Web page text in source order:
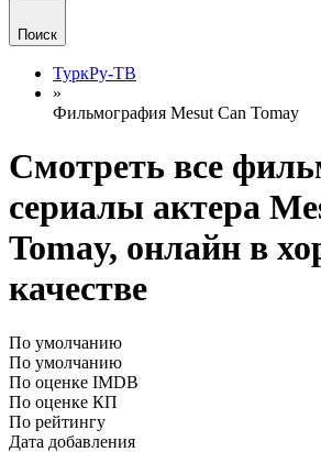
Поиск
ТуркРу-ТВ
»
Фильмография Mesut Can Tomay
Смотреть все
сериалы актера
Tomay, онлайн в
качестве
По умолчанию
По умолчанию
По оценке IMDB
По оценке КП
По рейтингу
Дата добавления